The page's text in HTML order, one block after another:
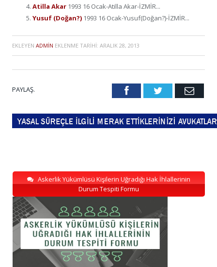
Atilla Akar 1993 16 Ocak-Atilla Akar-İZMİR...
Yusuf (Doğan?) 1993 16 Ocak-Yusuf(Doğan?)-İZMİR...
EKLEYEN ADMIN EKLENME TARIHI: ARALIK 28, 2013
PAYLAŞ. FacebookTwitter Email
Askerlik Yükümlüsü Kişilerin Uğradığı Hak İhlallerinin
Durum Tespiti Formu